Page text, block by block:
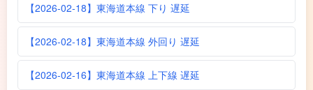
【2026-02-18】東海道本線 下り 遅延
【2026-02-18】東海道本線 外回り 遅延
【2026-02-16】東海道本線 上下線 遅延